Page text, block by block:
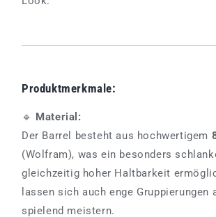
Produktmerkmale:
🔹 Material:
Der Barrel besteht aus hochwertigem
(Wolfram), was ein besonders
gleichzeitig hoher Haltbarkeit
lassen sich auch enge Gruppierungen
spielend meistern.